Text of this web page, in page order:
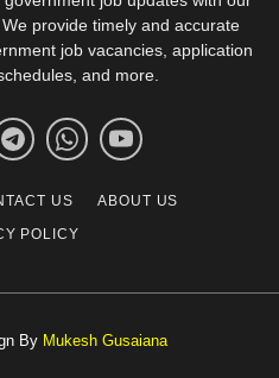
provide timely and accurate
job vacancies, application
and more.
US
ABOUT US
POLICY
By Mukesh Gusaiana